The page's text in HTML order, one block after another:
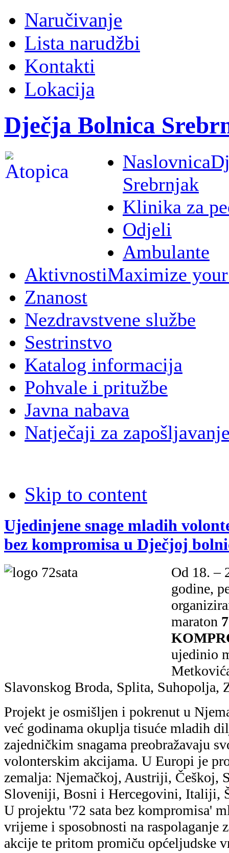
Naručivanje
Lista narudžbi
Kontakti
Lokacija
Dječja Bolnica
Naslovnica
Srebrnjak
Klinika za
Odjeli
Ambulante
AktivnostiMaximize
Znanost
Nezdravstvene službe
Sestrinstvo
Katalog informacija
Pohvale i pritužbe
Javna nabava
Natječaji za
Skip to content
Ujedinjene snage mladih
bez kompromisa u Dječjoj
Od 18. –
godine,
maraton
ujedinio
Slavonskog Broda, Splita, Suhopolja,
Projekt je osmišljen i pokrenut u
već godinama okuplja tisuće mladih
zajedničkim snagama preobražavaju
volonterskim akcijama. U Europi je
zemalja: Njemačkoj, Austriji, Češkoj,
Sloveniji, Bosni i Hercegovini, Italiji,
U projektu '72 sata bez kompromisa'
vrijeme i sposobnosti na raspolaganje
akcije te pritom promiču općeljudske